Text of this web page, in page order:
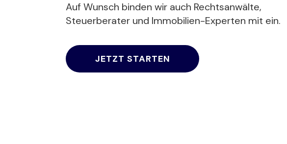
Auf Wunsch binden wir auch Rechtsanwälte,
Steuerberater und Immobilien-Experten mit ein.
JETZT STARTEN